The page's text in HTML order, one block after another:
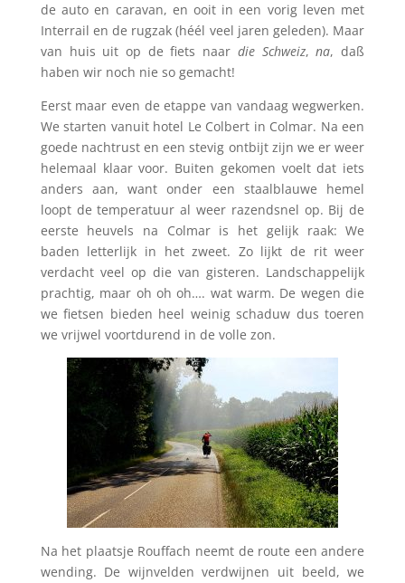
de auto en caravan, en ooit in een vorig leven met
Interrail en de rugzak (héél veel jaren geleden). Maar
van huis uit op de fiets naar die Schweiz,na, daß
haben wir noch nie so gemacht!
Eerst maar even de etappe van vandaag wegwerken.
We starten vanuit hotel Le Colbert in Colmar. Na een
goede nachtrust en een stevig ontbijt zijn we er weer
helemaal klaar voor. Buiten gekomen voelt dat iets
anders aan, want onder een staalblauwe hemel
loopt de temperatuur al weer razendsnel op. Bij de
eerste heuvels na Colmar is het gelijk raak: We
baden letterlijk in het zweet. Zo lijkt de rit weer
verdacht veel op die van gisteren. Landschappelijk
prachtig, maar oh oh oh…. wat warm. De wegen die
we fietsen bieden heel weinig schaduw dus toeren
we vrijwel voortdurend in de volle zon.
Na het plaatsje Rouffach neemt de route een andere
wending. De wijnvelden verdwijnen uit beeld, we